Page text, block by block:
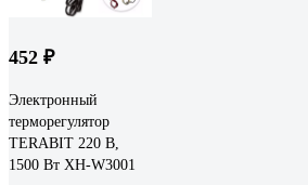
452 ₽
Электронный
терморегулятор
TERABIT 220 В,
1500 Вт XH-W3001